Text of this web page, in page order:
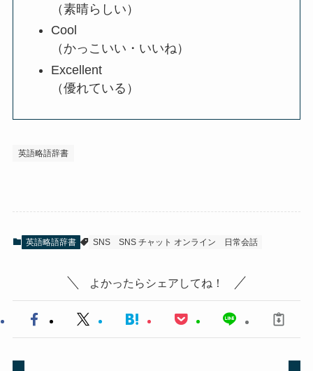
（素晴らしい）
Cool
（かっこいい・いいね）
Excellent
（優れている）
英語略語辞書
英語略語辞書 SNS SNS チャット オンライン 日常会話
よかったらシェアしてね！